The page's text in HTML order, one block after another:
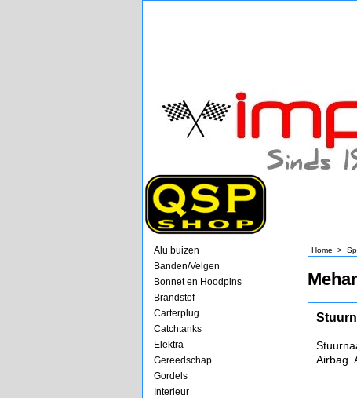
Alu buizen
Banden/Velgen
Bonnet en Hoodpins
Brandstof
Carterplug
Catchtanks
Elektra
Gereedschap
Gordels
Interieur
Home >
Airbag.